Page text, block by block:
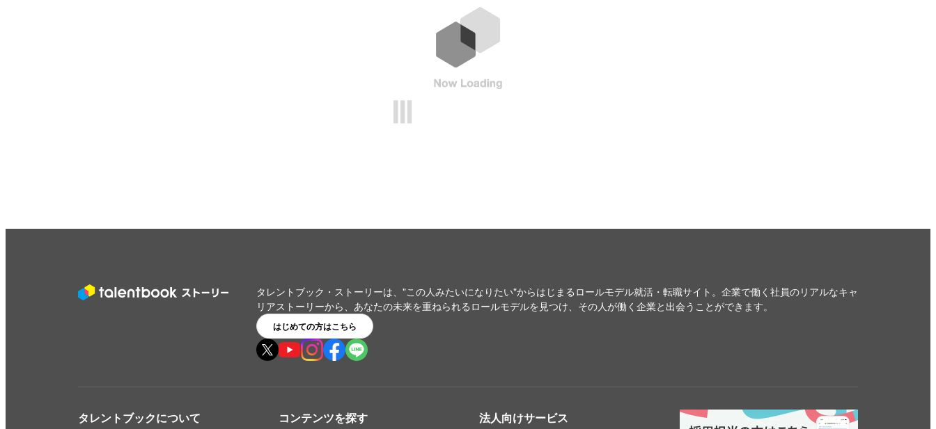
タレントブック・ストーリーは、"この人みたいになりたい"からはじまるロールモデル就活・転職サイト。企業で働く社員のリアルなキャ
リアストーリーから、あなたの未来を重ねられるロールモデルを見つけ、その人が働く企業と出会うことができます。
はじめての方はこちら
タレントブックについて コンテンツを探す 法人向けサービス